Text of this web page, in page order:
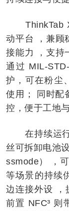
ThinkTab
动平台 ，兼顾
接能力 ，支持
通过 MIL-
护，可在粉尘
使用； 同时配
控，便于工地
在持续运行
丝可拆卸电池
ssmode） ，
等场景的持续
边连接外设 ，
前置 NFC³ 则